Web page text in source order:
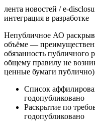
лента новостей / e-
интеграция в разработке
Непубличное АО
объёме —
обязанность публичного
общему правилу не
ценные бумаги
Список
годопубликовано
Раскрытие по
годопубликовано